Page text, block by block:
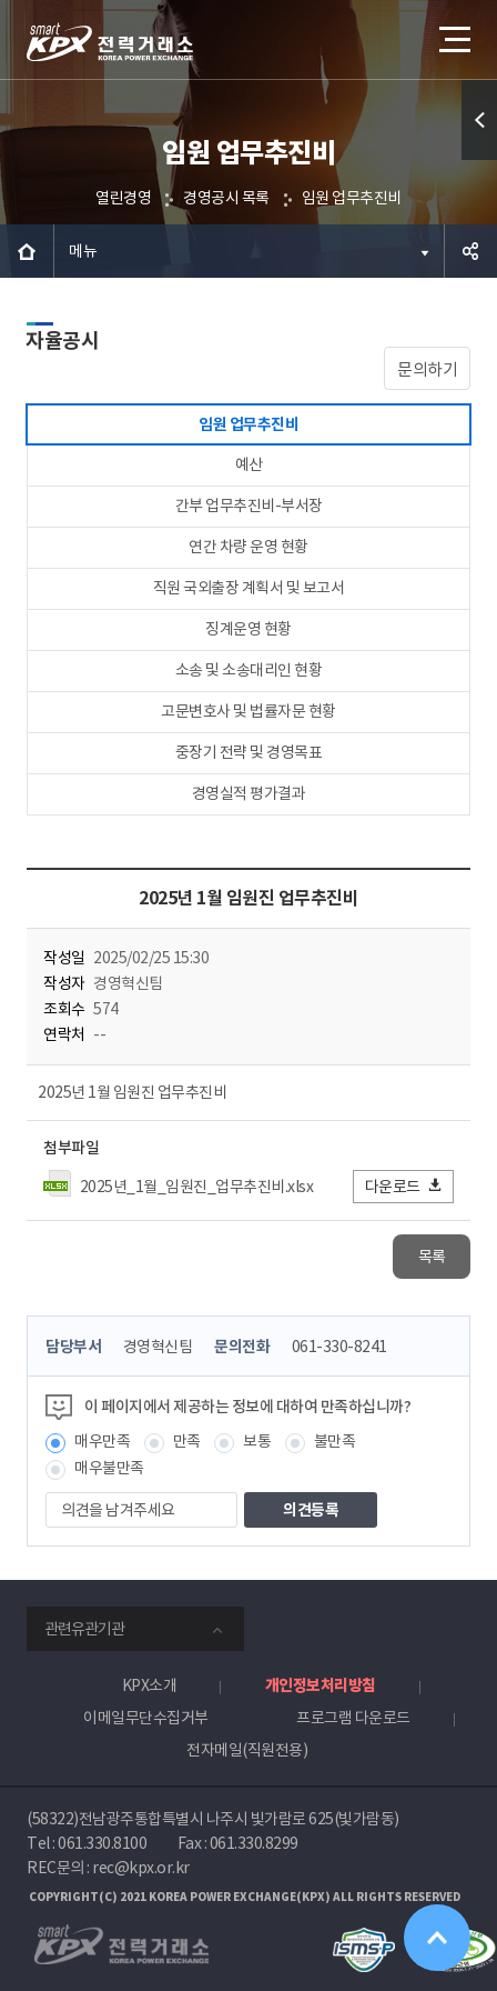
임원 업무추진비
열린경영 경영공시 목록 임원 업무추진비
메뉴
기
문의하기
자율공시
임원 업무추진비
예산
간부 업무추진비-부서장
연간 차량 운영 현황
직원 국외출장 계획서 및 보고서
징계운영 현황
소송 및 소송대리인 현황
고문변호사 및 법률자문 현황
중장기 전략 및 경영목표
경영실적 평가결과
2025년 1월 임원진 업무추진비
작성일 2025/02/25 15:30
작성자 경영혁신팀
조회수 574
연락처 --
2025년 1월 임원진 업무추진비
첨부파일
2025년_1월_임원진_업무추진비.xlsx
다운로드
목록
콘
츠
정
보
책
임
자
담당부서 경영혁신팀 문의전화 061-330-8241
이 페이지에서 제공하는 정보에 대하여 만족하십니까?
매우만족
만족 보통
불만족
매우불만족
의
견
을
겨
주
세
요
관련유관기관
KPX소개
개인정보처리방침
이메일무단수집거부
프로그램 다운로드
전자메일(직원전용)
(58322)전남광주통합특별시 나주시 빛가람로 625(빛가람동)
Tel :061.330.8100
Fax : 061.330.8299
REC문의 : rec@kpx.or.kr
COPYRIGHT(C) 2021 KOREA POWER EXCHANGE(KPX) ALL RIGHTS RESERVED